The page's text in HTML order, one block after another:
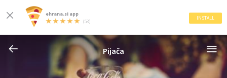
ehrana.si app
(53)
INSTALL
Pijača